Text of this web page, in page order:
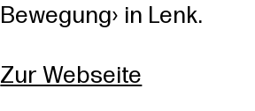
Bewegung› in Lenk.
Zur Webseite